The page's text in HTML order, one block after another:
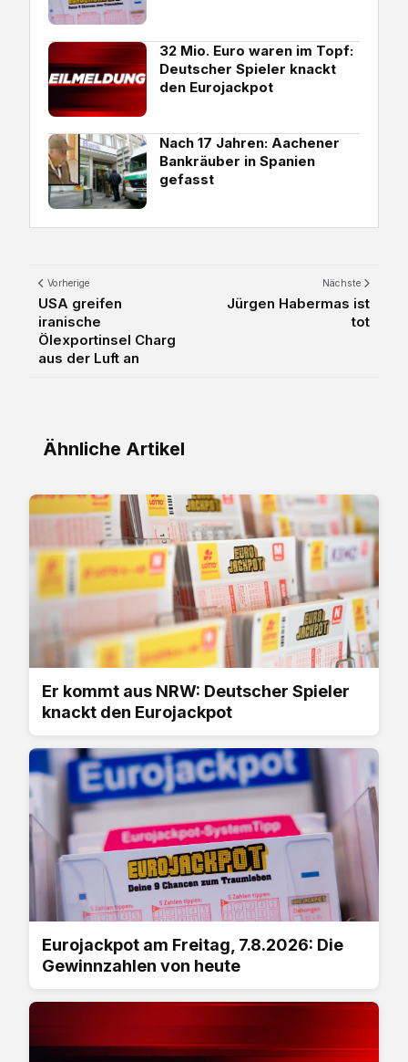
32 Mio. Euro waren im Topf:
Deutscher Spieler knackt
den Eurojackpot
Nach 17 Jahren: Aachener
Bankräuber in Spanien
gefasst
Vorherige
USA greifen
iranische
Ölexportinsel Charg
aus der Luft an
Nächste
Jürgen Habermas ist
tot
Ähnliche Artikel
Er kommt aus NRW: Deutscher Spieler
knackt den Eurojackpot
Eurojackpot am Freitag, 7.8.2026: Die
Gewinnzahlen von heute